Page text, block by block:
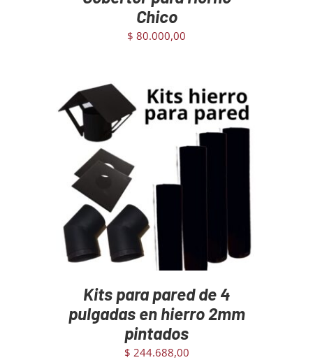
Chico
$ 80.000,00
AGREGAR AL CARRITO
Kits para pared de 4
pulgadas en hierro 2mm
pintados
$ 244.688,00